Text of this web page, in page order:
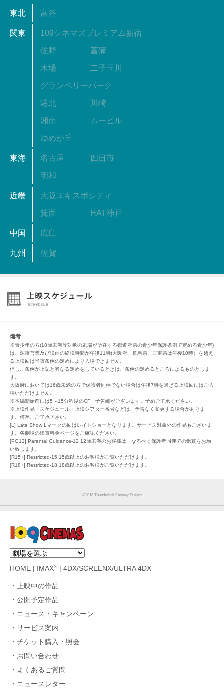
東北 富谷
関東 109シネマズプレミアム新宿
佐野 菖蒲
木場 二子玉川
グランベリーパーク
港北 川崎
湘南 ムービル
ゆめが丘
東海 名古屋 四日市
明和
近畿 大阪エキスポシティ
箕面 HAT神戸
中国 広島
九州 佐賀
備考
※青少年の方(18歳未満等対象の劇場が所在する都道府県の青少年保護条例で定める青少年)
は、深夜営業及び映画の終映時間が午後11時(大阪府、群馬県、三重県は午後10時）を越え
る上映回は当該条例の定めにより入場できません。
但し、条例が上記と異なる定めをしているときは、条例の定めるところによるものとしま
す。
大阪府においては16歳未満の方で保護者同伴でない場合は午後7時を過ぎる上映回にはご入
場いただけません。
※本編開始前には5～15分程度のCF・予告編がございます。予めご了承ください。
※上映作品・スケジュール・上映シアター番号などは、予告なく変更する場合がありま
す。何卒、ご了承下さい。
[L] Late Show Lマークの回はレイトショーとなります。サービス対象外の作品もございま
す。各劇場の鑑賞料金ページをご確認ください。
[PG12] Parental Guidance-12 12歳未満のお客様は、なるべく保護者同伴での鑑賞をお願
い致します。
[R15+] Restricted-15 15歳以上のお客様がご覧いただけます。
[R18+] Restricted-18 18歳以上のお客様がご覧いただけます。
©2016 Thunderbolt Fantasy Project
HOME IMAX®| 4DX/SCREENX/ULTRA 4DX
上映中の作品
公開予定作品
ニュース・キャンペーン
サービス案内
チケット購入・照会
お問い合わせ
よくあるご質問
ニュースレター